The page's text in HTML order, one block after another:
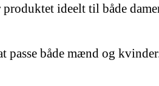
ideelt til både
passe både mænd og